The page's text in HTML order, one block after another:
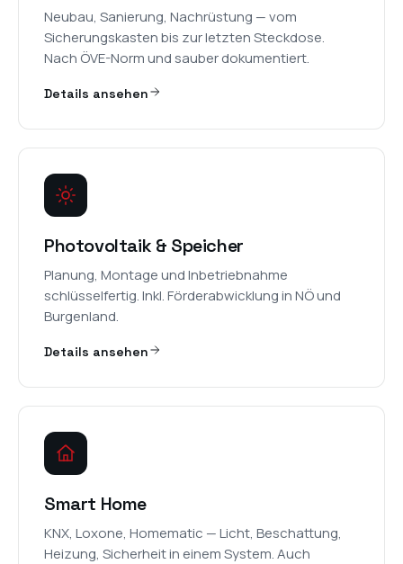
Neubau, Sanierung, Nachrüstung — vom
Sicherungskasten bis zur letzten Steckdose.
Nach ÖVE-Norm und sauber dokumentiert.
Details ansehen
Photovoltaik & Speicher
Planung, Montage und Inbetriebnahme
schlüsselfertig. Inkl. Förderabwicklung in NÖ und
Burgenland.
Details ansehen
Smart Home
KNX, Loxone, Homematic — Licht, Beschattung,
Heizung, Sicherheit in einem System. Auch